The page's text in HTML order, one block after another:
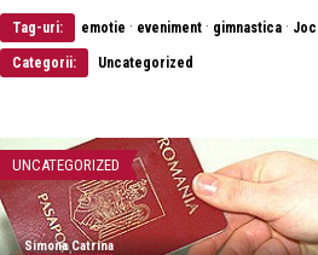
Tag-uri: emotie · eveniment · gimnastica ·
Categorii: Uncategorized
UNCATEGORIZED
Simona Catrina